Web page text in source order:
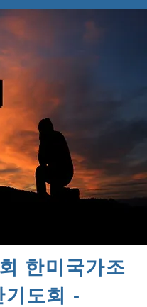
한미국가조
기도회 -